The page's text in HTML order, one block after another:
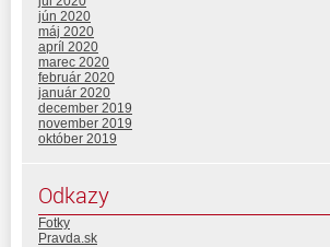
jún 2020
máj 2020
apríl 2020
marec 2020
február 2020
január 2020
december 2019
november 2019
október 2019
Odkazy
Fotky
Pravda.sk